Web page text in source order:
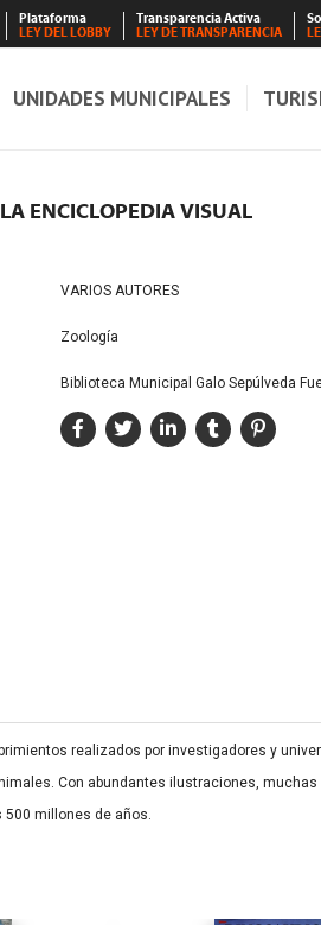
Plataforma
LEY DEL LOBBY
Transparencia Activa
LEY DE TRANSPARENCIA
UNIDADES MUNICIPALES
ENCICLOPEDIA VISUAL
VARIOS AUTORES
Zoología
Biblioteca Municipal Galo Sepúlveda
realizados por investigadores y
Con abundantes ilustraciones,
500 millones de años.